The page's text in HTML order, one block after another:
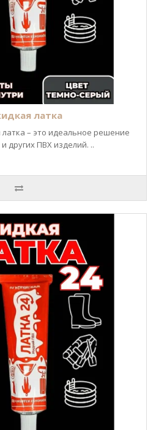
латка
– это идеальное решение
других ПВХ изделий. ..